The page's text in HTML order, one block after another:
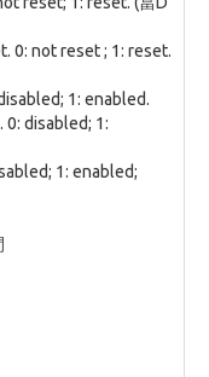
0: not reset ; 1: reset.
1: enabled.
0: disabled; 1:
1: enabled;